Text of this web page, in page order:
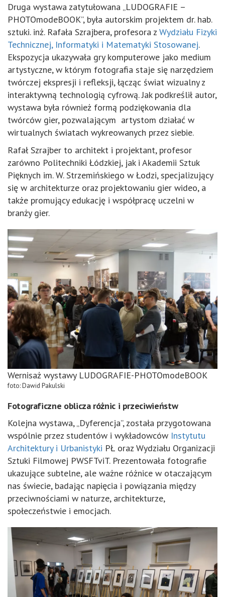
Druga wystawa zatytułowana „LUDOGRAFIE –
PHOTOmodeBOOK”, była autorskim projektem dr. hab.
sztuki. inż. Rafała Szrajbera, profesora z Wydziału Fizyki
Technicznej, Informatyki i Matematyki Stosowanej.
Ekspozycja ukazywała gry komputerowe jako medium
artystyczne, w którym fotografia staje się narzędziem
twórczej ekspresji i refleksji, łącząc świat wizualny z
interaktywną technologią cyfrową. Jak podkreślił autor,
wystawa była również formą podziękowania dla
twórców gier, pozwalającym artystom działać w
wirtualnych światach wykreowanych przez siebie.
Rafał Szrajber to architekt i projektant, profesor
zarówno Politechniki Łódzkiej, jak i Akademii Sztuk
Pięknych im. W. Strzemińskiego w Łodzi, specjalizujący
się w architekturze oraz projektowaniu gier wideo, a
także promujący edukację i współpracę uczelni w
branży gier.
Wernisaż wystawy LUDOGRAFIE-PHOTOmodeBOOK
foto: Dawid Pakulski
Fotograficzne oblicza różnic i przeciwieństw
Kolejna wystawa, „Dyferencja”, została przygotowana
wspólnie przez studentów i wykładowców Instytutu
Architektury i Urbanistyki PŁ oraz Wydziału Organizacji
Sztuki Filmowej PWSFTviT. Prezentowała fotografie
ukazujące subtelne, ale ważne różnice w otaczającym
nas świecie, badając napięcia i powiązania między
przeciwnościami w naturze, architekturze,
społeczeństwie i emocjach.